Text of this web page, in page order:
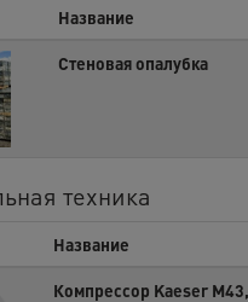
Название
Cтеновая опалубка
техника
Название
Компрессор Kaeser